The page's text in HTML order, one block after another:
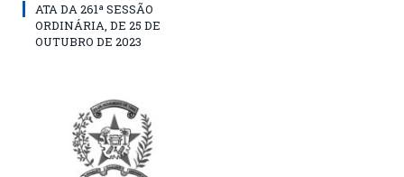
ATA DA 261ª SESSÃO
ORDINÁRIA, DE 25 DE
OUTUBRO DE 2023